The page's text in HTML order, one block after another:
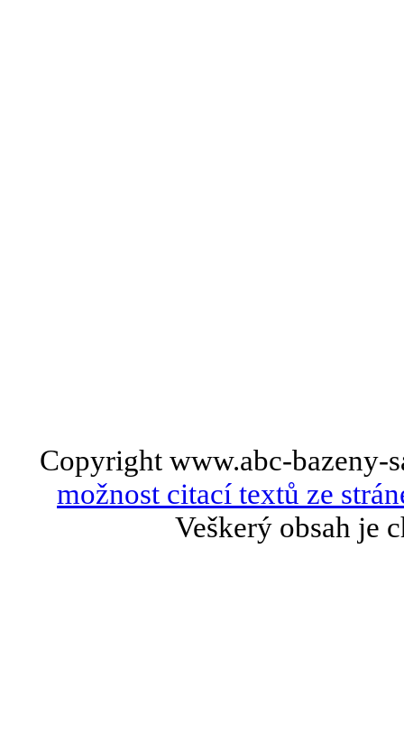
Copyright www.abc-bazeny-
možnost citací textů ze
Veškerý obsah je